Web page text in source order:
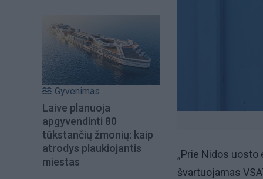
Gyvenimas
Laive planuoja
apgyvendinti 80
tūkstančių žmonių: kaip
atrodys plaukiojantis
miestas
„Prie Nidos
švartuojamas